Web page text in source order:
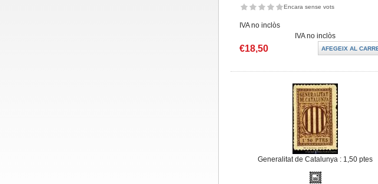
Encara sense vots
IVA no inclòs
IVA no inclòs
€18,50
Generalitat de Catalunya : 1,50 ptes